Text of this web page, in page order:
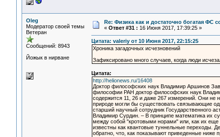
Oleg
Модератор своей темы
Ветеран
Сообщений: 8943
Йожык в нирване
Re: Физика как и достаточно богатая ФС
« Ответ #31 : 16 Июня 2017, 17:39:25 »
Цитата: valeriy от 10 Июня 2017, 22:15:25
Хроника загадочных исчезновений
Зафиксировано много случаев, когда люди
Цитата:
http://helionews.ru/16408
Доктор философских наук Владимир Аршинов
философии РАН доктор философских наук
содержится 11, 26 и даже 267 измерений. Они
природе могли бы существовать связывающие
старший научный сотрудник Государственного
Владимир Сурдин. – В принципе математика их
между собой "кротовыми норами" или, как их
известны как квантовые туннельные переходы.
обратно, что, как показывают приведенные